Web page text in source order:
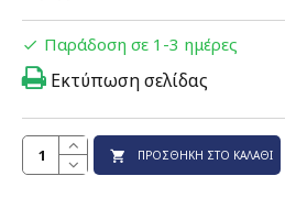
Παράδοση σε 1-3 ημέρες
ΠΡΟΣΘΉΚΗ ΣΤΟ ΚΑΛΆΘΙ
Εκτύπωση σελίδας